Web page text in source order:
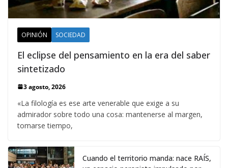
OPINIÓN SOCIEDAD
El eclipse del pensamiento en la era del saber
sintetizado
3 agosto, 2026
«La filología es ese arte venerable que exige a su
admirador sobre todo una cosa: mantenerse al margen,
tomarse tiempo,
Cuando el territorio manda: nace RAÍS,